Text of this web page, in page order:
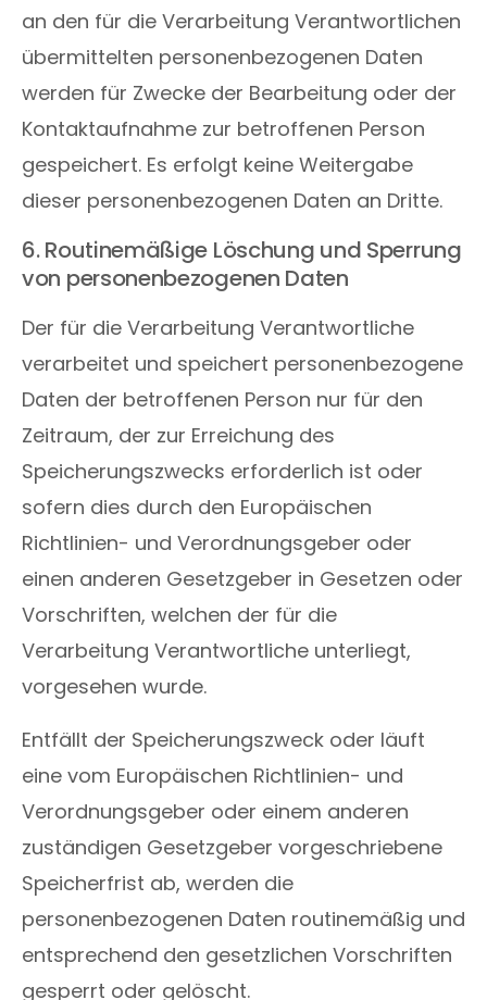
an den für die Verarbeitung Verantwortlichen
übermittelten personenbezogenen Daten
werden für Zwecke der Bearbeitung oder der
Kontaktaufnahme zur betroffenen Person
gespeichert. Es erfolgt keine Weitergabe
dieser personenbezogenen Daten an Dritte.
6. Routinemäßige Löschung und Sperrung
von personenbezogenen Daten
Der für die Verarbeitung Verantwortliche
verarbeitet und speichert personenbezogene
Daten der betroffenen Person nur für den
Zeitraum, der zur Erreichung des
Speicherungszwecks erforderlich ist oder
sofern dies durch den Europäischen
Richtlinien- und Verordnungsgeber oder
einen anderen Gesetzgeber in Gesetzen oder
Vorschriften, welchen der für die
Verarbeitung Verantwortliche unterliegt,
vorgesehen wurde.
Entfällt der Speicherungszweck oder läuft
eine vom Europäischen Richtlinien- und
Verordnungsgeber oder einem anderen
zuständigen Gesetzgeber vorgeschriebene
Speicherfrist ab, werden die
personenbezogenen Daten routinemäßig und
entsprechend den gesetzlichen Vorschriften
gesperrt oder gelöscht.